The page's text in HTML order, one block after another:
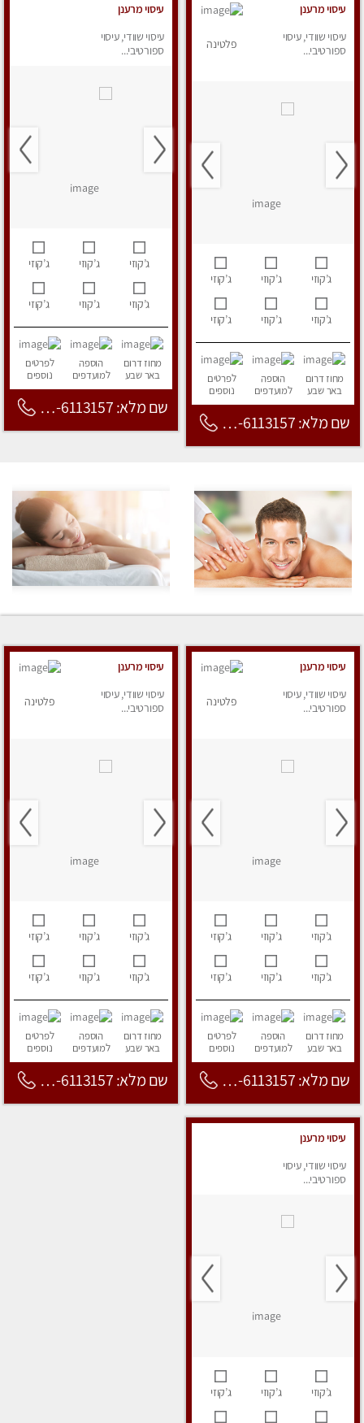
עיסוי מרענן
עיסוי שוודי, עיסוי
ספורטיבי...
פלטינה
ג’קוזי ג’קוזי ג’קוזי
ג’קוזי ג’קוזי ג’קוזי
מחוז דרום
באר שבע
הוספה
למועדפים
לפרטים
נוספים
שם מלא: 053-6113157
עיסוי מרענן
עיסוי שוודי, עיסוי
ספורטיבי...
ג’קוזי ג’קוזי ג’קוזי
ג’קוזי ג’קוזי ג’קוזי
מחוז דרום
באר שבע
הוספה
למועדפים
לפרטים
נוספים
שם מלא: 053-6113157
עיסוי מרענן
עיסוי שוודי, עיסוי
ספורטיבי...
פלטינה
ג’קוזי ג’קוזי ג’קוזי
ג’קוזי ג’קוזי ג’קוזי
מחוז דרום
באר שבע
הוספה
למועדפים
לפרטים
נוספים
שם מלא: 053-6113157
עיסוי מרענן
עיסוי שוודי, עיסוי
ספורטיבי...
פלטינה
ג’קוזי ג’קוזי ג’קוזי
ג’קוזי ג’קוזי ג’קוזי
מחוז דרום
באר שבע
הוספה
למועדפים
לפרטים
נוספים
שם מלא: 053-6113157
עיסוי מרענן
עיסוי שוודי, עיסוי
ספורטיבי...
ג’קוזי ג’קוזי ג’קוזי